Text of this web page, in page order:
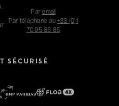
Paremail
Par téléphone au +33 (0)1
70 95 85 85
SÉCURISÉ